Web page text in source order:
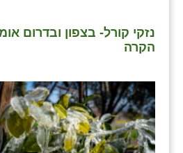
נזקי קורל- בצפון ובדרום
הקרה